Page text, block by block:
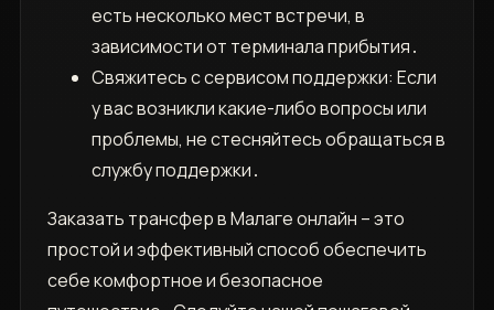
есть несколько мест встречи, в
зависимости от терминала прибытия․
Свяжитесь с сервисом поддержки: Если
у вас возникли какие-либо вопросы или
проблемы, не стесняйтесь обращаться в
службу поддержки․
Заказать трансфер в Малаге онлайн – это
простой и эффективный способ обеспечить
себе комфортное и безопасное